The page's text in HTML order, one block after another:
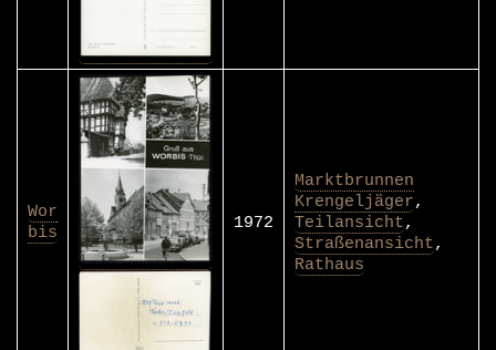
Wor
bis
1972
Marktbrunnen
Krengeljäger,
Teilansicht,
Straßenansicht,
Rathaus